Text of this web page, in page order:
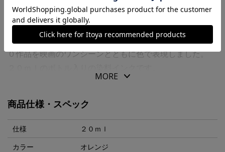
ディズニーの歴史を彩る数々の作品やキャラクターをモチ
ーフとした万年筆インクです。時代を超えて愛される全２
０作品を映画のワンシーンとともに色で表現しました。
ジです。大好きなパパともうはぐれないように、あまり遠
くに行かないでね。
MORE
商品仕様・スペック
仕様
２０ｍｌ
カラー
オレンジ